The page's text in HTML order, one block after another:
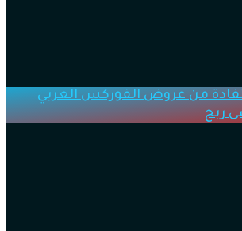
من عروض الفوركس العربي
ربح